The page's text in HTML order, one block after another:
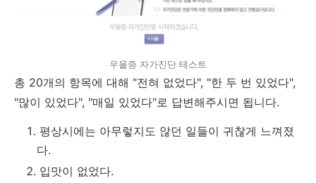
우울증 자가진단 테스트
총 20개의 항목에 대해 "전혀 없었다", "한 두 번 있었다",
"많이 있었다", "매일 있었다"로 답변해주시면 됩니다.
평상시에는 아무렇지도 않던 일들이 귀찮게 느껴졌
다.
입맛이 없었다.